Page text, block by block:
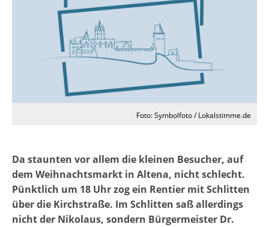
Foto: Symbolfoto / Lokalstimme.de
Da staunten vor allem die kleinen Besucher, auf
dem Weihnachtsmarkt in Altena, nicht schlecht.
Pünktlich um 18 Uhr zog ein Rentier mit Schlitten
über die Kirchstraße. Im Schlitten saß allerdings
nicht der Nikolaus, sondern Bürgermeister Dr.